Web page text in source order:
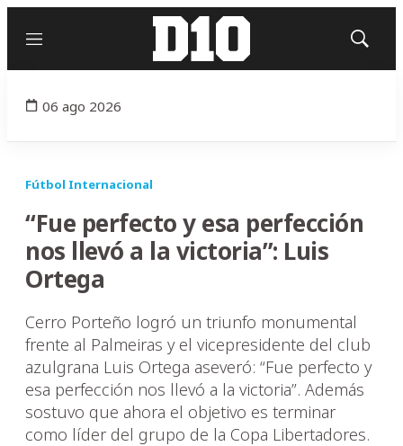
Menú
Mostrar
06 ago 2026
Fútbol Internacional
“Fue perfecto y esa perfección
nos llevó a la victoria”: Luis
Ortega
Cerro Porteño logró un triunfo monumental
frente al Palmeiras y el vicepresidente del club
azulgrana Luis Ortega aseveró: “Fue perfecto y
esa perfección nos llevó a la victoria”. Además
sostuvo que ahora el objetivo es terminar
como líder del grupo de la Copa Libertadores.